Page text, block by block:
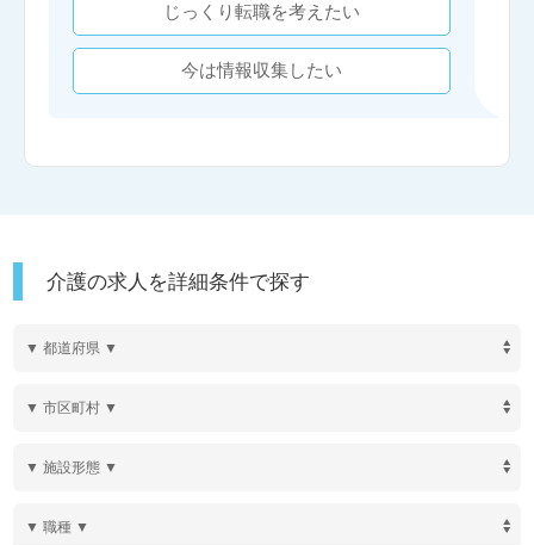
じっくり転職を考えたい
今は情報収集したい
介護の求人を詳細条件で探す